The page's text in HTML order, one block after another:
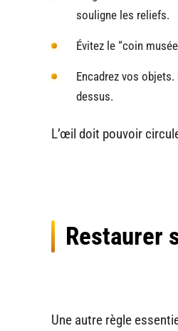
souligne les reliefs.
Évitez le “coin
Encadrez vos
dessus.
L’œil doit pouvoir
Restaurer
Une autre règle